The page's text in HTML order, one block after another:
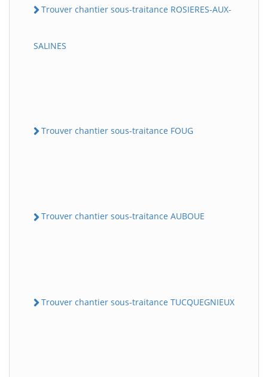
Trouver chantier sous-traitance ROSIERES-AUX-
SALINES
Trouver chantier sous-traitance FOUG
Trouver chantier sous-traitance AUBOUE
Trouver chantier sous-traitance TUCQUEGNIEUX